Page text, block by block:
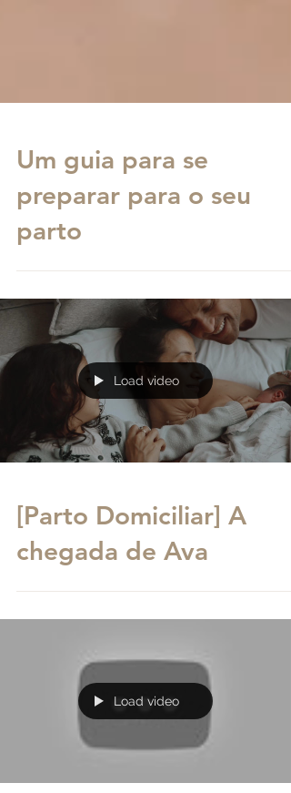
Um guia para se
preparar para o seu
parto
Load video
[Parto Domiciliar] A
chegada de Ava